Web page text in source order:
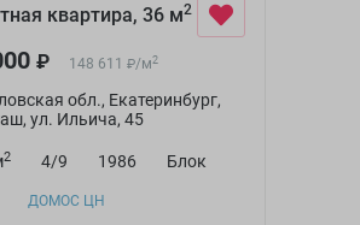
квартира, 36 м2
₽ 148 611 ₽/м2
обл., Екатеринбург,
ул. Ильича, 45
2 4/9 1986 Блок
ДОМОС ЦН